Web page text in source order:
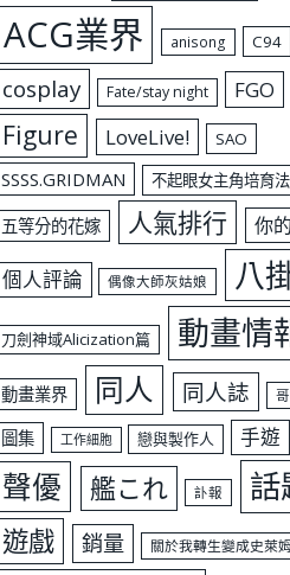
ACG業界 anisong C94
cosplay Fate/stay night FGO
Figure LoveLive! SAO
SSSS.GRIDMAN 不起眼女主角培育法
五等分的花嫁 人氣排行 你
個人評論 偶像大師灰姑娘 八
刀劍神域Alicization篇 動畫情
動畫業界 同人 同人誌
圖集 工作細胞 戀與製作人 手遊
聲優 艦これ 訃報 話
遊戲 銷量 關於我轉生變成史萊